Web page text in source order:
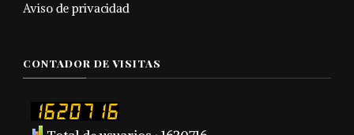
Aviso de privacidad
CONTADOR DE VISITAS